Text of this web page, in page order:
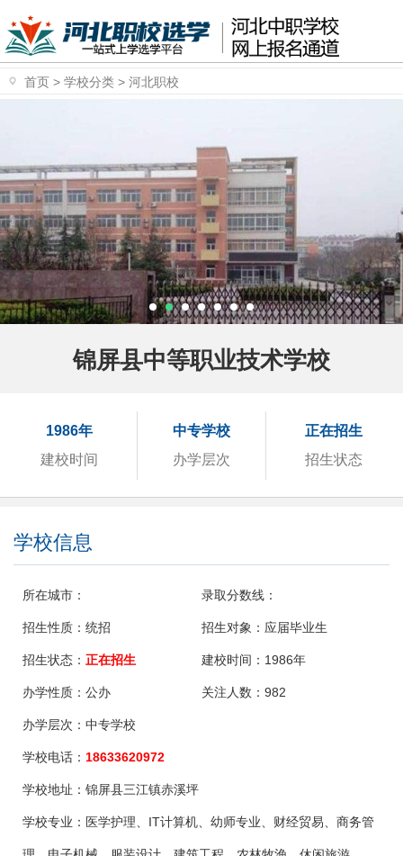
首页 > 学校分类 > 河北职校
锦屏县中等职业技术学校
1986年
建校时间
中专学校
办学层次
正在招生
招生状态
学校信息
所在城市： 录取分数线：
招生性质： 统招 招生对象： 应届毕业生
招生状态： 正在招生 建校时间： 1986年
办学性质： 公办 关注人数： 982
办学层次： 中专学校
学校电话： 18633620972
学校地址： 锦屏县三江镇赤溪坪
学校专业： 医学护理、IT计算机、幼师专业、财经贸易、商务管